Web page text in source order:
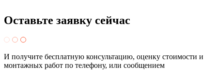
Оставьте заявку сейчас
И получите бесплатную консультацию, оценку стоимости и
монтажных работ по телефону, или сообщением